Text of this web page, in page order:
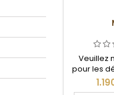
Veuillez
pour les
et les